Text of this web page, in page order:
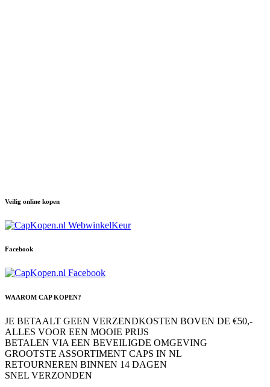
Veilig online kopen
Facebook
WAAROM CAP KOPEN?
JE BETAALT GEEN VERZENDKOSTEN BOVEN DE €50,-
ALLES VOOR EEN MOOIE PRIJS
BETALEN VIA EEN BEVEILIGDE OMGEVING
GROOTSTE ASSORTIMENT CAPS IN NL
RETOURNEREN BINNEN 14 DAGEN
SNEL VERZONDEN